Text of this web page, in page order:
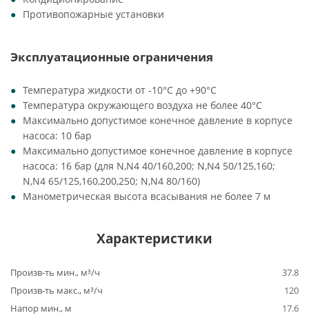
Противопожарные установки
Эксплуатационные ограничения
Температура жидкости от -10°C до +90°C
Температура окружающего воздуха не более 40°C
Максимально допустимое конечное давление в корпусе
насоса: 10 бар
Максимально допустимое конечное давление в корпусе
насоса: 16 бар (для N,N4 40/160,200; N,N4 50/125,160;
N,N4 65/125,160,200,250; N,N4 80/160)
Манометрическая высота всасывания не более 7 м
Характеристики
Произв-ть мин., м³/ч
37.8
Произв-ть макс., м³/ч
120
Напор мин., м
17.6